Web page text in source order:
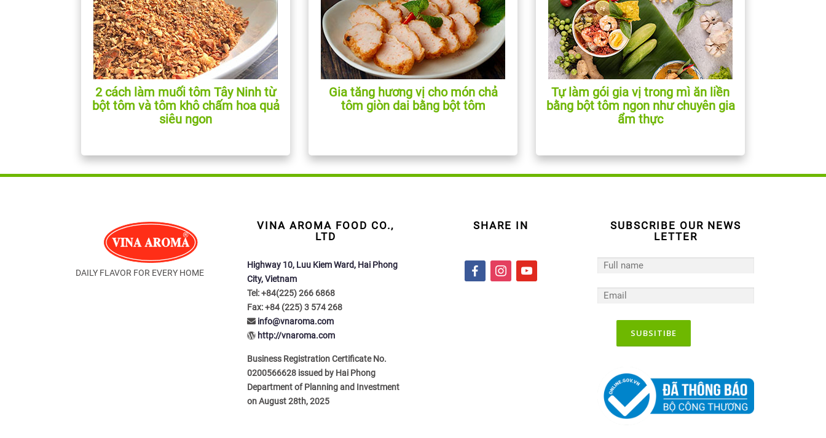
2 cách làm muối tôm Tây Ninh từ
bột tôm và tôm khô chấm hoa quả
siêu ngon
Gia tăng hương vị cho món chả
tôm giòn dai bằng bột tôm
Tự làm gói gia vị trong mì ăn liền
bằng bột tôm ngon như chuyên gia
ẩm thực
DAILY FLAVOR FOR EVERY HOME
VINA AROMA FOOD CO.,
LTD
Highway 10, Luu Kiem Ward, Hai Phong
City, Vietnam
Tel: +84(225) 266 6868
Fax: +84 (225) 3 574 268
info@vnaroma.com
http://vnaroma.com
Business Registration Certificate No.
0200566628 issued by Hai Phong
Department of Planning and Investment
on August 28th, 2025
SHARE IN
a
n
o
SUBSCRIBE OUR NEWS
LETTER